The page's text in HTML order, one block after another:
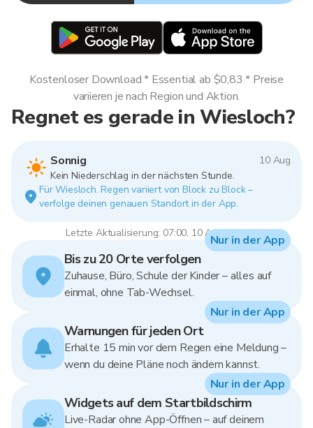
Regnet es gerade in Wiesloch?
Sonnig
10 Aug
Kein Niederschlag in der nächsten Stunde.
Für Wiesloch. Regen variiert von Block zu Block –
verfolge deinen genauen Standort in der App.
Letzte Aktualisierung: 07:00, 10 Aug 2026
Kostenloser Download * Essential ab $0,83 * Preise
variieren je nach Region und Aktion.
Bis zu 20 Orte verfolgen
Zuhause, Büro, Schule der Kinder – alles auf
einmal, ohne Tab-Wechsel.
Nur in der App
Warnungen für jeden Ort
Erhalte 15 min vor dem Regen eine Meldung –
wenn du deine Pläne noch ändern kannst.
Nur in der App
Widgets auf dem Startbildschirm
Live-Radar ohne App-Öffnen – auf deinem
Nur in der App